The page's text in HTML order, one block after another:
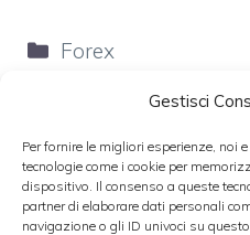
Gestisci
Per fornire le migliori esperienze, noi
tecnologie come i cookie per
dispositivo. Il consenso a queste
partner di elaborare dati personali
navigazione o gli ID univoci su
Categorie
Forex
Moody’s taglia